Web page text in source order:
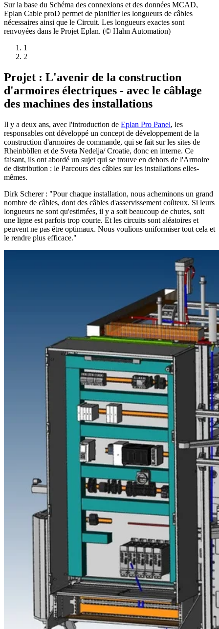
Sur la base du Schéma des connexions et des données MCAD,
Eplan Cable proD permet de planifier les longueurs de câbles
nécessaires ainsi que le Circuit. Les longueurs exactes sont
renvoyées dans le Projet Eplan. (© Hahn Automation)
1
2
Projet : L'avenir de la construction
d'armoires électriques - avec le câblage
des machines des installations
Il y a deux ans, avec l'introduction de Eplan Pro Panel, les
responsables ont développé un concept de développement de la
construction d'armoires de commande, qui se fait sur les sites de
Rheinböllen et de Sveta Nedelja/ Croatie, donc en interne. Ce
faisant, ils ont abordé un sujet qui se trouve en dehors de l'Armoire
de distribution : le Parcours des câbles sur les installations elles-
mêmes.
Dirk Scherer : "Pour chaque installation, nous acheminons un grand
nombre de câbles, dont des câbles d'asservissement coûteux. Si leurs
longueurs ne sont qu'estimées, il y a soit beaucoup de chutes, soit
une ligne est parfois trop courte. Et les circuits sont aléatoires et
peuvent ne pas être optimaux. Nous voulions uniformiser tout cela et
le rendre plus efficace."